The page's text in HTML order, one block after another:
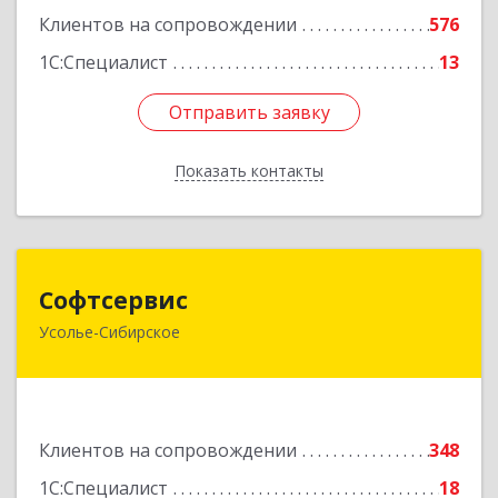
Клиентов на сопровождении
576
1С:Специалист
13
Отправить заявку
Показать контакты
Отправить заявку
Назад
Софтсервис
Усолье-Сибирское
Клиентов на сопровождении
348
1С:Специалист
18
665451, Иркутская обл, Усолье-Сибирское г,